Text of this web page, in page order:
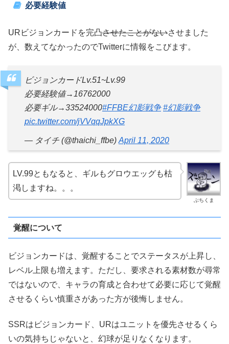
必要経験値
URビジョンカードを完凸させたことがないさせました
が、数えてなかったのでTwitterに情報をこびます。
ビジョンカードLv.51~Lv.99
必要経験値→16762000
必要ギル→33524000#FFBE幻影戦争 #幻影戦争
pic.twitter.com/jVVqqJpkXG
— タイチ (@thaichi_ffbe) April 11, 2020
ぶちくま
LV.99ともなると、ギルもグロウエッグも枯
渇しますね。。。
覚醒について
ビジョンカードは、覚醒することでステータスが上昇し、
レベル上限も増えます。ただし、要求される素材数が尋常
ではないので、キャラの育成と合わせて必要に応じて覚醒
させるくらい慎重さがあった方が後悔しません。
SSRはビジョンカード、URはユニットを優先させるくら
いの気持ちじゃないと、幻球が足りなくなります。